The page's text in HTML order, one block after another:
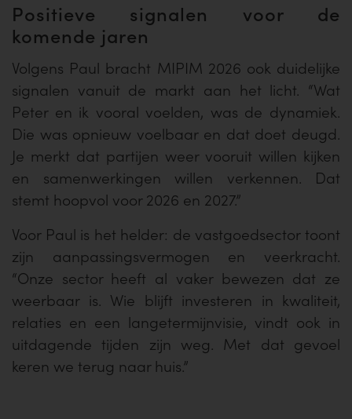
Positieve signalen voor de
komende jaren
Volgens Paul bracht MIPIM 2026 ook duidelijke
signalen vanuit de markt aan het licht. “Wat
Peter en ik vooral voelden, was de dynamiek.
Die was opnieuw voelbaar en dat doet deugd.
Je merkt dat partijen weer vooruit willen kijken
en samenwerkingen willen verkennen. Dat
stemt hoopvol voor 2026 en 2027.”
Voor Paul is het helder: de vastgoedsector toont
zijn aanpassingsvermogen en veerkracht.
“Onze sector heeft al vaker bewezen dat ze
weerbaar is. Wie blijft investeren in kwaliteit,
relaties en een langetermijnvisie, vindt ook in
uitdagende tijden zijn weg. Met dat gevoel
keren we terug naar huis.”